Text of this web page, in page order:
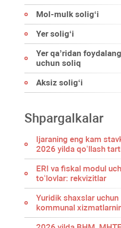
Mol-mulk soligʻi
Yer soligʻi
Yer qa’ridan
uchun soliq
Aksiz soligʻi
Shpargalkalar
Ijaraning eng kam
2026 yilda qoʻllash
ERI va fiskal modul
toʻlovlar: rekvizitlar
Yuridik shaхslar uchun
kommunal